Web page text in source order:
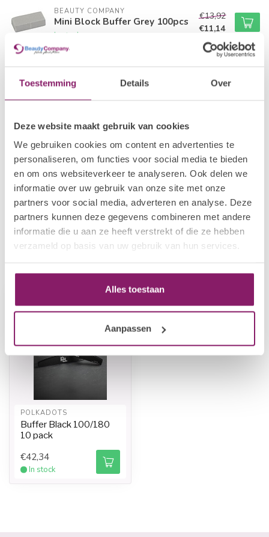
Toestemming Details Over
Deze website maakt gebruik van cookies
We gebruiken cookies om content en advertenties te
personaliseren, om functies voor social media te bieden
en om ons websiteverkeer te analyseren. Ook delen we
informatie over uw gebruik van onze site met onze
partners voor social media, adverteren en analyse. Deze
partners kunnen deze gegevens combineren met andere
informatie die u aan ze heeft verstrekt of die ze hebben
verzameld op basis van uw gebruik van hun services.
Alles toestaan
Aanpassen
BEAUTY COMPANY
Mini Block Buffer Grey 100pcs
In stock
€13,92
€11,14
Mini Block Buffer Yellow
100pcs
In stock
€11,14
I.AM NAIL SYSTEMS
100/180 Sponge File
In stock
€2,97
BEAUTY COMPANY
Block Buffer - White
In stock
€1,21
€0,97
POLKADOTS
Buffer Black 100/180
10 pack
€42,34
In stock